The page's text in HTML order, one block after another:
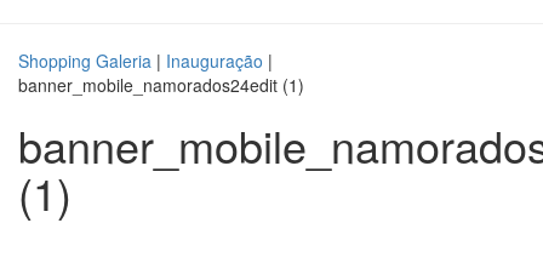
Shopping Galeria | Inauguração |
banner_mobile_namorados24edit (1)
(1)